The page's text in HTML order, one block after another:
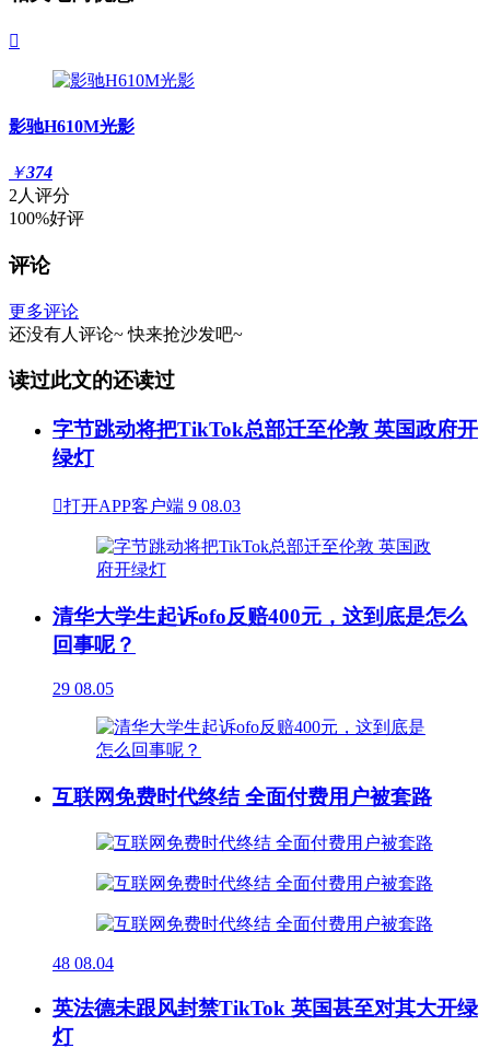

影驰H610M光影
￥374
2人评分
100%好评
评论
更多评论
还没有人评论~ 快来抢沙发吧~
读过此文的还读过
字节跳动将把TikTok总部迁至伦敦 英国政府开
绿灯
打开APP客户端 9 08.03
清华大学生起诉ofo反赔400元，这到底是怎么
回事呢？
29 08.05
互联网免费时代终结 全面付费用户被套路
48 08.04
英法德未跟风封禁TikTok 英国甚至对其大开绿
灯